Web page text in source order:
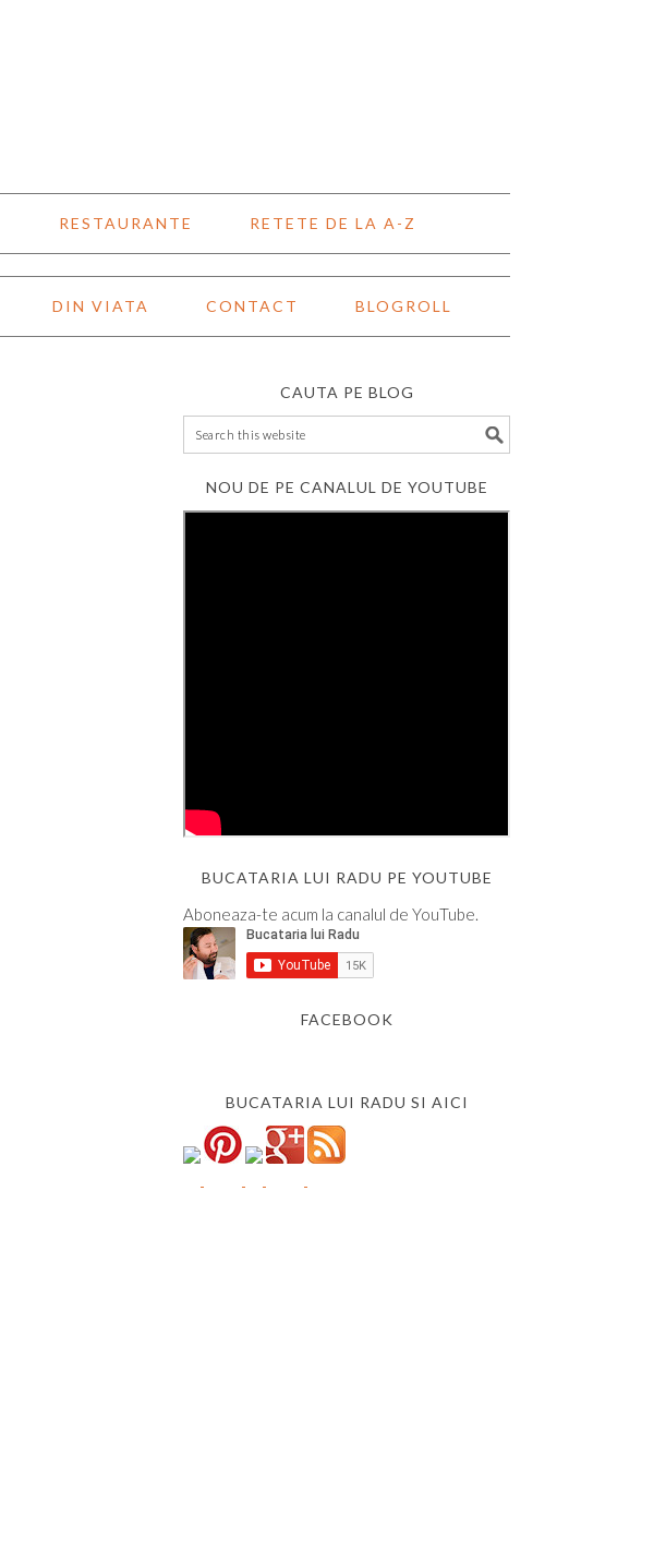
RESTAURANTE RETETE DE LA A-Z
DIN VIATA CONTACT BLOGROLL
CAUTA PE BLOG
NOU DE PE CANALUL DE YOUTUBE
BUCATARIA LUI RADU PE YOUTUBE
Aboneaza-te acum la canalul de YouTube.
FACEBOOK
BUCATARIA LUI RADU SI AICI